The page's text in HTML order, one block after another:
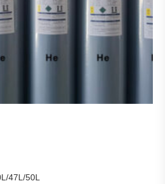
47L/50L